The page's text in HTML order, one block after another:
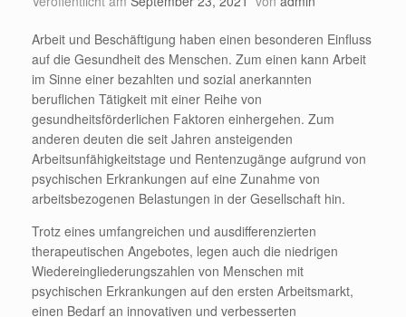
Arbeit und Beschäftigung haben einen besonderen Einfluss
auf die Gesundheit des Menschen. Zum einen kann Arbeit
im Sinne einer bezahlten und sozial anerkannten
beruflichen Tätigkeit mit einer Reihe von
gesundheitsförderlichen Faktoren einhergehen. Zum
anderen deuten die seit Jahren ansteigenden
Arbeitsunfähigkeitstage und Rentenzugänge aufgrund von
psychischen Erkrankungen auf eine Zunahme von
arbeitsbezogenen Belastungen in der Gesellschaft hin.
Trotz eines umfangreichen und ausdifferenzierten
therapeutischen Angebotes, legen auch die niedrigen
Wiedereingliederungszahlen von Menschen mit
psychischen Erkrankungen auf den ersten Arbeitsmarkt,
einen Bedarf an innovativen und verbesserten